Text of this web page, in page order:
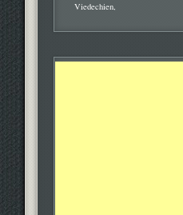
Viedechien